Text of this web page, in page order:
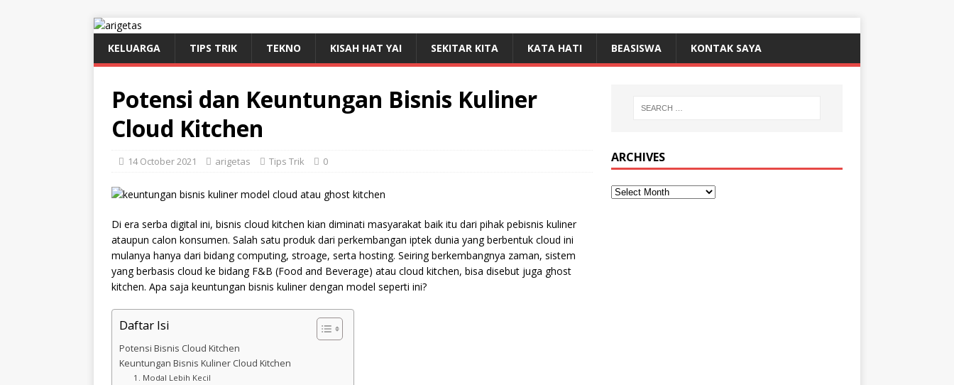
KELUARGA TIPS TRIK TEKNO KISAH HAT YAI SEKITAR KITA KATA HATI BEASISWA KONTAK SAYA
Potensi dan Keuntungan Bisnis Kuliner
Cloud Kitchen
14 October 2021 arigetas Tips Trik 0
Di era serba digital ini, bisnis cloud kitchen kian diminati masyarakat baik itu dari pihak pebisnis kuliner
ataupun calon konsumen. Salah satu produk dari perkembangan iptek dunia yang berbentuk cloud ini
mulanya hanya dari bidang computing, stroage, serta hosting. Seiring berkembangnya zaman, sistem
yang berbasis cloud ke bidang F&B (Food and Beverage) atau cloud kitchen, bisa disebut juga ghost
kitchen. Apa saja keuntungan bisnis kuliner dengan model seperti ini?
Daftar Isi
Potensi Bisnis Cloud Kitchen
Keuntungan Bisnis Kuliner Cloud Kitchen
1. Modal Lebih Kecil
ARCHIVES